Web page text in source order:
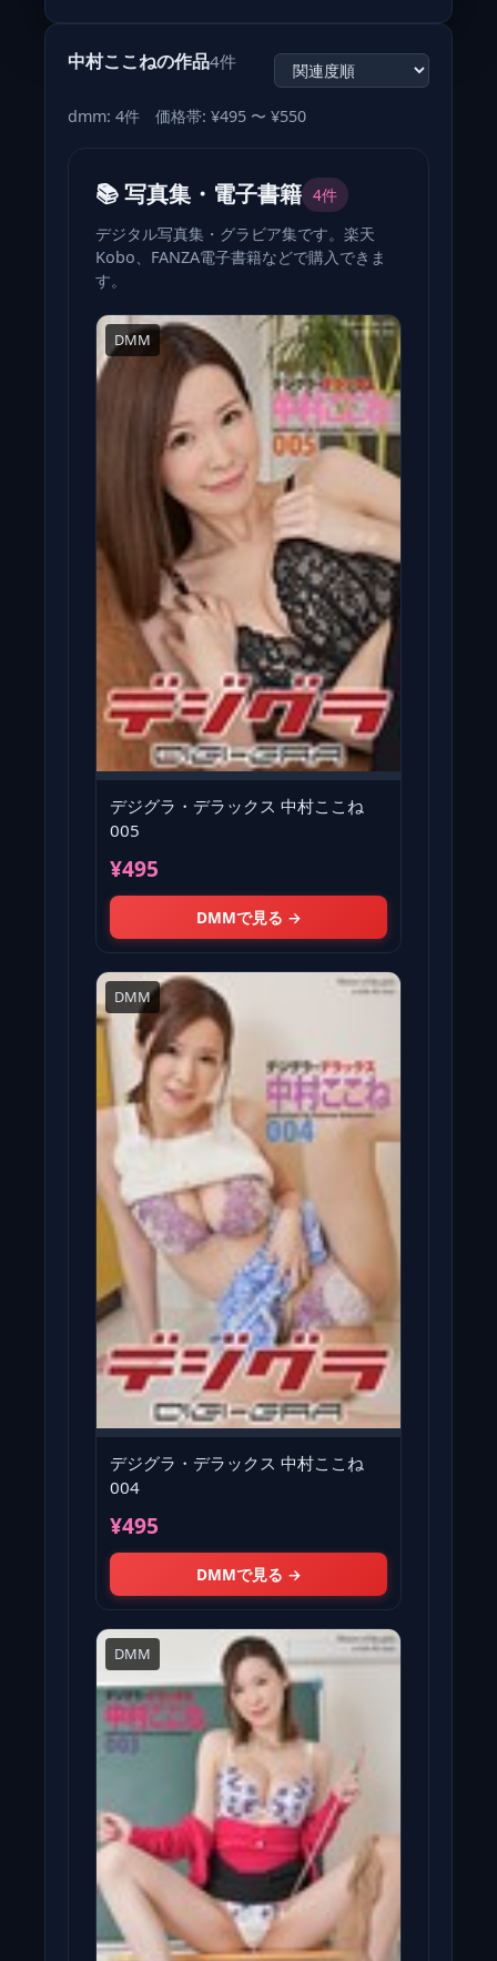
中村ここねの作品4件
dmm: 4件 価格帯: ¥495 〜 ¥550
📚 写真集・電子書籍 4件
デジタル写真集・グラビア集です。楽天
Kobo、FANZA電子書籍などで購入できま
す。
DMM
デジグラ・デラックス 中村ここね
005
¥495
DMMで見る →
DMM
デジグラ・デラックス 中村ここね
004
¥495
DMMで見る →
DMM